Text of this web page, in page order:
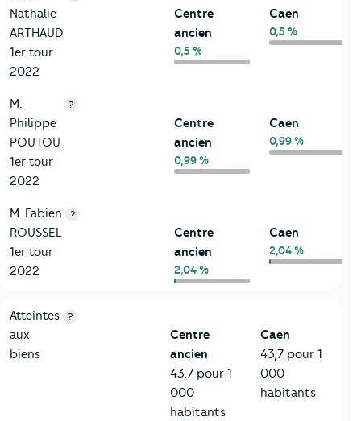
Nathalie
ARTHAUD
1er tour
2022
Centre
ancien
0,5 %
Caen
0,5 %
M.
Philippe
POUTOU
1er tour
2022
?
Centre
ancien
0,99 %
Caen
0,99 %
M. Fabien
ROUSSEL
1er tour
2022
?
Centre
ancien
2,04 %
Caen
2,04 %
7-Sécurité
Critères
Atteintes
aux
biens
?
Centre
ancien
43,7 pour 1
000
habitants
Caen
43,7 pour 1
000
habitants